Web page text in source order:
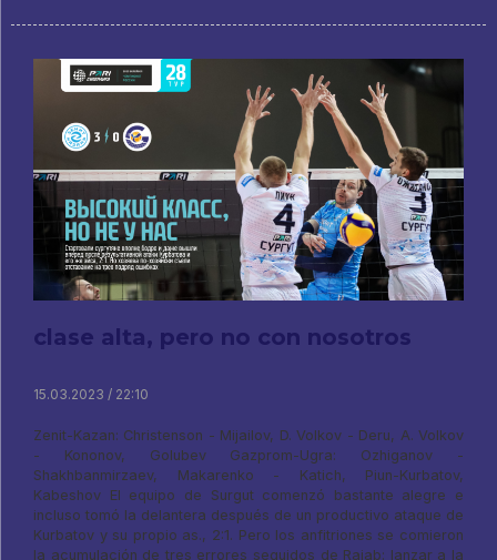
clase alta, pero no con nosotros
15.03.2023 / 22:10
Zenit-Kazan: Christenson - Mijailov, D. Volkov - Deru, A. Volkov
- Kononov, Golubev Gazprom-Ugra: Ozhiganov -
Shakhbanmirzaev, Makarenko - Katich, Piun-Kurbatov,
Kabeshov El equipo de Surgut comenzó bastante alegre e
incluso tomó la delantera después de un productivo ataque de
Kurbatov y su propio as., 2:1. Pero los anfitriones se comieron
la acumulación de tres errores seguidos de Rajab: lanzar a la